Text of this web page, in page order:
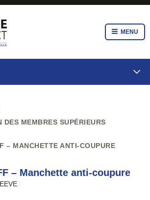
MENU
DES MEMBRES SUPÉRIEURS
– MANCHETTE ANTI-COUPURE
– Manchette anti-coupure